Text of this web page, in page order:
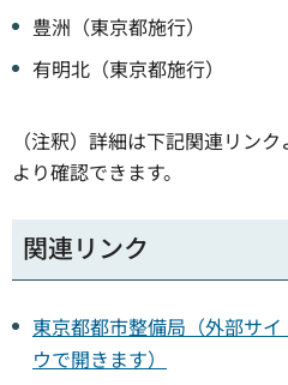
豊洲（東京都施行）
有明北（東京都施行）
（注釈）詳細は下記関連リン
より確認できます。
関連リンク
東京都都市整備局（外部サ
ウで開きます）